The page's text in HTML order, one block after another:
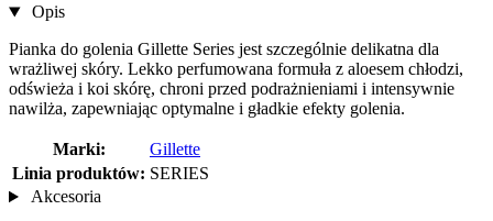
Opis
Pianka do golenia Gillette Series jest szczególnie delikatna dla
wrażliwej skóry. Lekko perfumowana formuła z aloesem chłodzi,
odświeża i koi skórę, chroni przed podrażnieniami i intensywnie
nawilża, zapewniając optymalne i gładkie efekty golenia.
Marki:
Gillette
Linia produktów: SERIES
Akcesoria